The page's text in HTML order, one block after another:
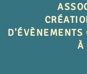
D'ÉVÈNEMENTS
À